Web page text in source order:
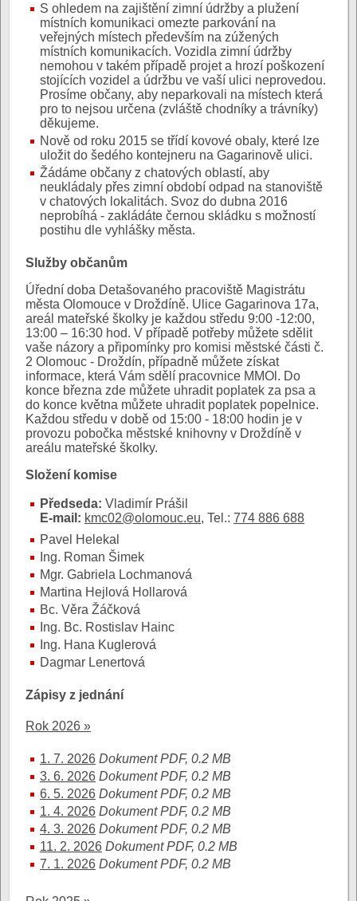
S ohledem na zajištění zimní údržby a plužení
místních komunikaci omezte parkování na
veřejných místech především na zúžených
místních komunikacích. Vozidla zimní údržby
nemohou v takém případě projet a hrozí poškození
stojících vozidel a údržbu ve vaší ulici neprovedou.
Prosíme občany, aby neparkovali na místech která
pro to nejsou určena (zvláště chodníky a trávníky)
děkujeme.
Nově od roku 2015 se třídí kovové obaly, které lze
uložit do šedého kontejneru na Gagarinově ulici.
Žádáme občany z chatových oblastí, aby
neukládaly přes zimní období odpad na stanoviště
v chatových lokalitách. Svoz do dubna 2016
neprobíhá - zakládáte černou skládku s možností
postihu dle vyhlášky města.
Služby občanům
Úřední doba Detašovaného pracoviště Magistrátu
města Olomouce v Droždíně. Ulice Gagarinova 17a,
areál mateřské školky je každou středu 9:00 -12:00,
13:00 – 16:30 hod. V případě potřeby můžete sdělit
vaše názory a připomínky pro komisi městské části č.
2 Olomouc - Droždín, případně můžete získat
informace, která Vám sdělí pracovnice MMOl. Do
konce března zde můžete uhradit poplatek za psa a
do konce května můžete uhradit poplatek popelnice.
Každou středu v době od 15:00 - 18:00 hodin je v
provozu pobočka městské knihovny v Droždíně v
areálu mateřské školky.
Složení komise
Předseda: Vladimír Prášil
E-mail: kmc02@olomouc.eu, Tel.: 774 886 688
Pavel Helekal
Ing. Roman Šimek
Mgr. Gabriela Lochmanová
Martina Hejlová Hollarová
Bc. Věra Žáčková
Ing. Bc. Rostislav Hainc
Ing. Hana Kuglerová
Dagmar Lenertová
Zápisy z jednání
Rok 2026 »
1. 7. 2026 Dokument PDF, 0.2 MB
3. 6. 2026 Dokument PDF, 0.2 MB
6. 5. 2026 Dokument PDF, 0.2 MB
1. 4. 2026 Dokument PDF, 0.2 MB
4. 3. 2026 Dokument PDF, 0.2 MB
11. 2. 2026 Dokument PDF, 0.2 MB
7. 1. 2026 Dokument PDF, 0.2 MB